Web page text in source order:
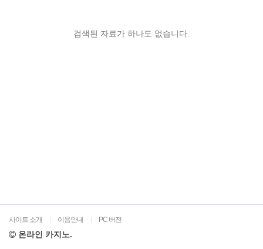
검색된 자료가 하나도 없습니다.
사이트 소개 | 이용안내 | PC 버전
온라인 카지노.